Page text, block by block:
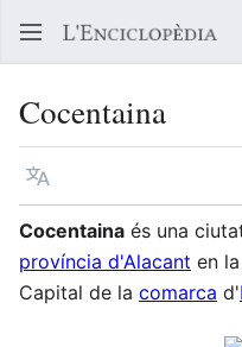
Cocentaina
Llegir en un atre idioma
Cocentaina és una
província d'Alacant en la
Capital de la comarca d'